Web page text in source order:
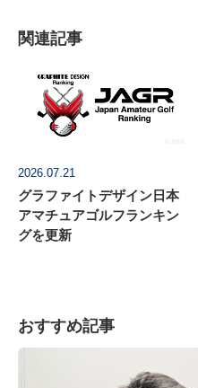
関連記事
2026.07.21
グラファイトデザイン日本
アマチュアゴルフランキン
グを更新
おすすめ記事